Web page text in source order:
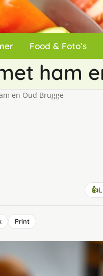
Food & Foto’s
ham
en Oud Brugge
👍
Print